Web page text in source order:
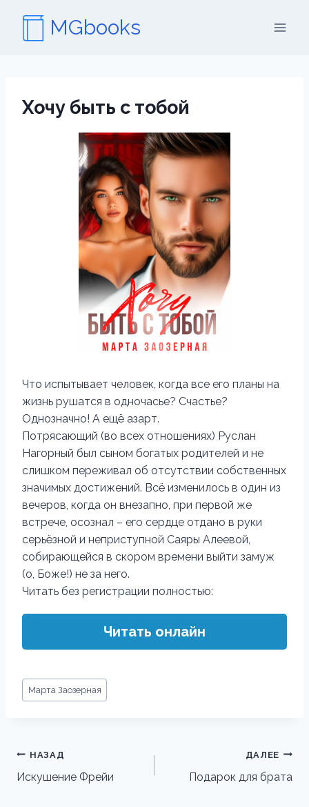
содержимому
MGbooks
Хочу быть с тобой
Что испытывает человек, когда все его планы на
жизнь рушатся в одночасье? Счастье?
Однозначно! А ещё азарт.
Потрясающий (во всех отношениях) Руслан
Нагорный был сыном богатых родителей и не
слишком переживал об отсутствии собственных
значимых достижений. Всё изменилось в один из
вечеров, когда он внезапно, при первой же
встрече, осознал – его сердце отдано в руки
серьёзной и неприступной Саяры Алеевой,
собирающейся в скором времени выйти замуж
(о, Боже!) не за него.
Читать без регистрации полностью:
Читать онлайн
Метки
записи:
Марта Заозерная
Навигация
по
НАЗАД
Искушение Фрейи
ДАЛЕЕ
Подарок для брата